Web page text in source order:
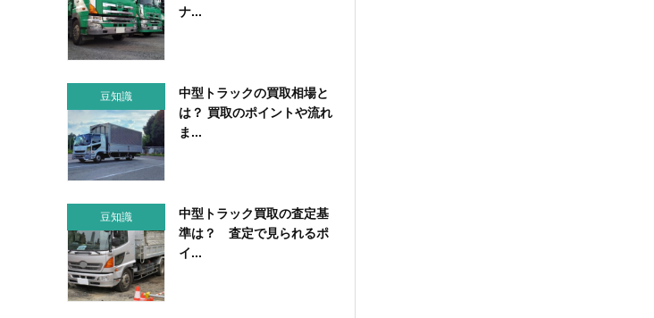
ナ...
豆知識
中型トラックの買取相場と
は？ 買取のポイントや流れ
ま...
豆知識
中型トラック買取の査定基
準は？ 査定で見られるポ
イ...